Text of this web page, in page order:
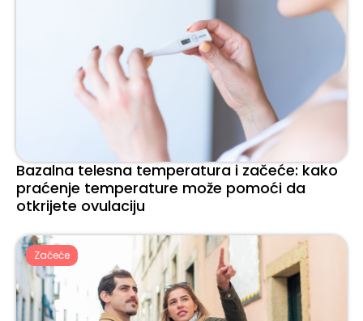
Bazalna telesna temperatura i začeće: kako
praćenje temperature može pomoći da
otkrijete ovulaciju
Začeće